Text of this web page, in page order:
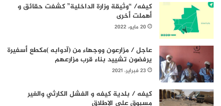
كيفه/ “وثيقة وزارة الداخلية” كشفت حقائق و
أهملت أخرى
20 مايو، 2022
عاجل / مزارعون ووجهاء من (آدوابه )مكطع أسفيرة
يرفضون تشييد بناء قرب مزارعهم
23 فبراير، 2021
كيفه / بلدية كيفه و الفشل الكارثي والغير
مسبوق على الإطلاق